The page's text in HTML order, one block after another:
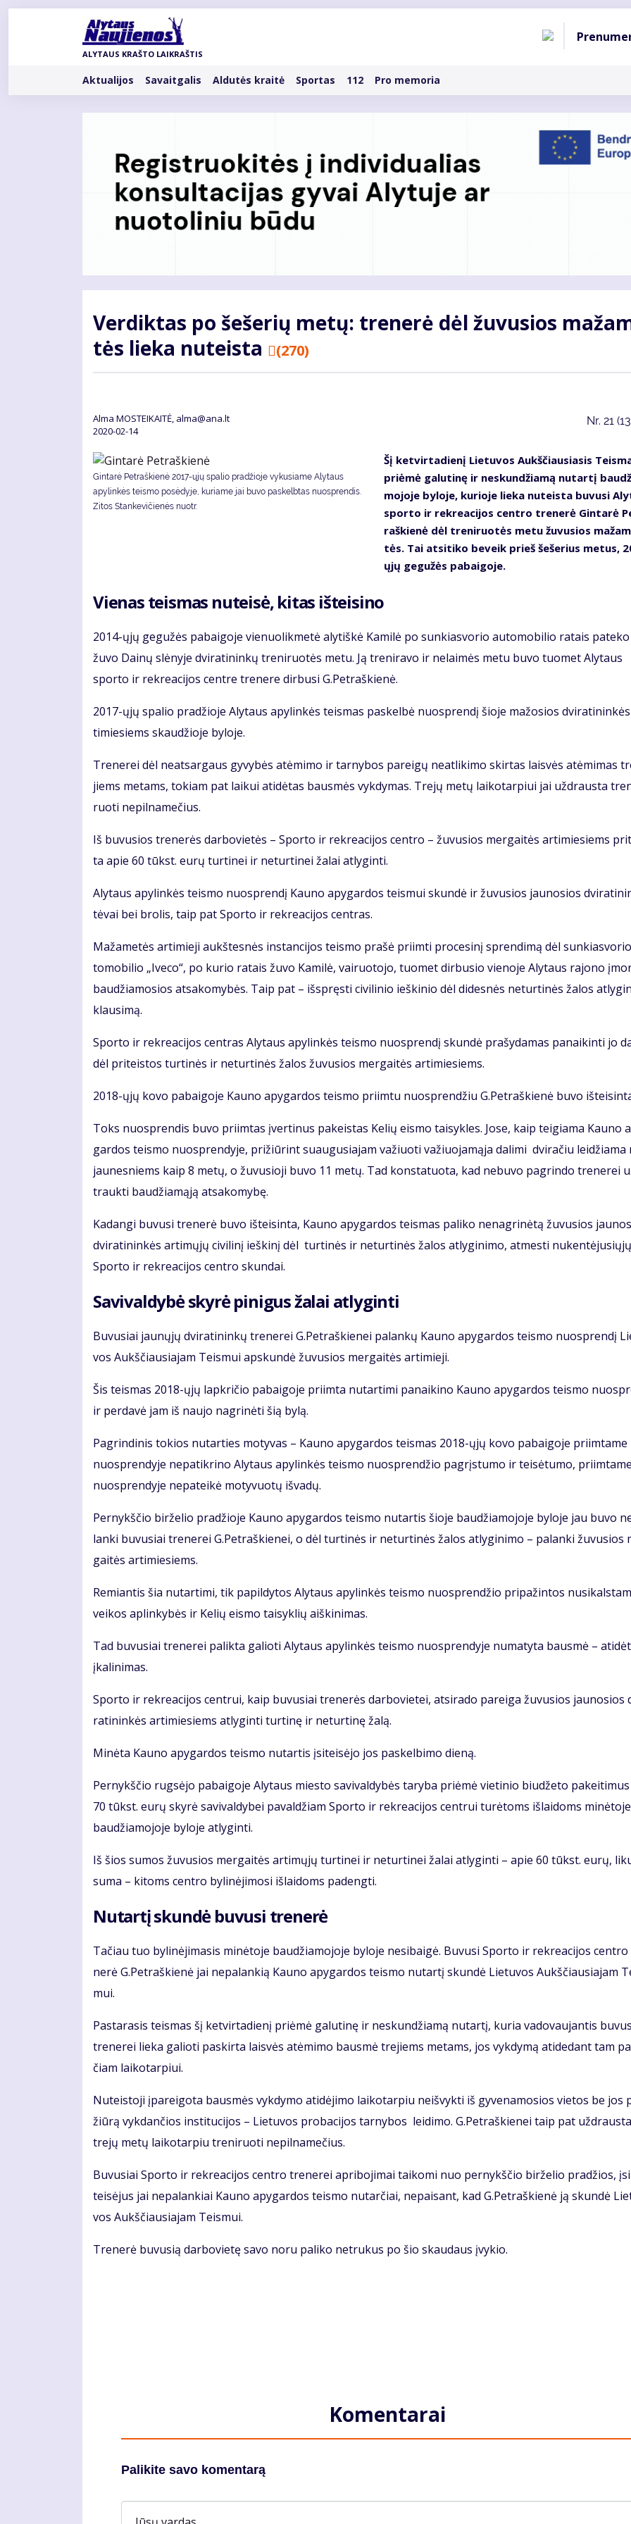
Pereiti
ALYTAUS KRAŠTO LAIKRAŠTIS
Rubrikos
Aktualijos Savaitgalis Aldutės kraitė Sportas 112 Pro memoria
Ver­dik­tas po še­še­rių me­tų: tre­ne­rė dėl žu­vu­sios
tės lie­ka nu­teis­ta
(270)
Alma MOSTEIKAITĖ, alma@ana.lt
2020-02-14
Nr. 21
Gintarė Petraškienė 2017-ųjų spalio pradžioje vykusiame Alytaus
apylinkės teismo posėdyje, kuriame jai buvo paskelbtas nuosprendis.
Zitos Stankevičienės nuotr.
Šį ket­vir­ta­die­nį Lie­tu­vos Aukš­čiau­sia­sis
pri­ėmė ga­lu­ti­nę ir ne­skun­džia­mą nu­tar­tį
mo­jo­je by­lo­je, ku­rio­je lie­ka nu­teis­ta bu­vu­si
spor­to ir rek­re­a­ci­jos cen­tro tre­ne­rė Gin­ta­rė
raš­kie­nė dėl tre­ni­ruo­tės me­tu žu­vu­sios
tės. Tai at­si­ti­ko be­veik prieš še­še­rius me­tus,
ųjų ge­gu­žės pa­bai­go­je.
Vie­nas teis­mas nu­tei­sė, ki­tas iš­tei­si­no
2014-ųjų ge­gu­žės pa­bai­go­je vie­nuo­lik­me­tė aly­tiš­kė Ka­mi­lė po sun­kias­vo­rio au­to­mo­bi­lio ra­tais
žu­vo Dai­nų slė­ny­je dvi­ra­ti­nin­kų tre­ni­ruo­tės me­tu. Ją tre­ni­ra­vo ir ne­lai­mės me­tu bu­vo tuo­met Aly­taus
spor­to ir rek­re­a­ci­jos cen­tre tre­ne­re dir­bu­si G.Pet­raš­kie­nė.
2017-ųjų spa­lio pra­džio­je Aly­taus apy­lin­kės teis­mas pa­skel­bė nuosp­ren­dį šio­je ma­žo­sios
ti­mie­siems skau­džio­je by­lo­je.
Tre­ne­rei dėl ne­at­sar­gaus gy­vy­bės at­ėmi­mo ir tar­ny­bos pa­rei­gų ne­at­li­ki­mo skir­tas lais­vės at­ėmi­mas
jiems me­tams, to­kiam pat lai­kui ati­dė­tas baus­mės vyk­dy­mas. Tre­jų me­tų lai­ko­tar­piui jai už­draus­ta
ruo­ti ne­pil­na­me­čius.
Iš bu­vu­sios tre­ne­rės dar­bo­vie­tės – Spor­to ir rek­re­a­ci­jos cen­tro – žu­vu­sios mer­gai­tės ar­ti­mie­siems
ta apie 60 tūkst. eu­rų tur­ti­nei ir ne­tur­ti­nei ža­lai at­ly­gin­ti.
Aly­taus apy­lin­kės teis­mo nuosp­ren­dį Kau­no apy­gar­dos teis­mui skun­dė ir žu­vu­sios jau­no­sios
tė­vai bei bro­lis, taip pat Spor­to ir rek­re­a­ci­jos cen­tras.
Ma­ža­me­tės ar­ti­mie­ji aukš­tes­nės ins­tan­ci­jos teis­mo pra­šė pri­im­ti pro­ce­si­nį spren­di­mą dėl
to­mo­bi­lio „Ive­co“, po ku­rio ra­tais žu­vo Ka­mi­lė, vai­ruo­to­jo, tuo­met dir­bu­sio vie­no­je Aly­taus ra­jo­no
bau­džia­mo­sios at­sa­ko­my­bės. Taip pat – iš­spręs­ti ci­vi­li­nio ieš­ki­nio dėl di­des­nės ne­tur­ti­nės ža­los
klau­si­mą.
Spor­to ir rek­re­a­ci­jos cen­tras Aly­taus apy­lin­kės teis­mo nuosp­ren­dį skun­dė pra­šy­da­mas pa­nai­kin­ti jo
dėl pri­teis­tos tur­ti­nės ir ne­tur­ti­nės ža­los žu­vu­sios mer­gai­tės ar­ti­mie­siems.
2018-ųjų ko­vo pa­bai­go­je Kau­no apy­gar­dos teis­mo pri­im­tu nuosp­ren­džiu G.Pet­raš­kie­nė bu­vo
Toks nuosp­ren­dis bu­vo pri­im­tas įver­ti­nus pa­keis­tas Ke­lių eis­mo tai­syk­les. Jo­se, kaip tei­gia­ma Kau­no
gar­dos teis­mo nuosp­ren­dy­je, pri­žiū­rint su­au­gu­sia­jam va­žiuo­ti va­žiuo­ja­mą­ja da­li­mi dvi­ra­čiu lei­džia­ma
jau­nes­niems kaip 8 me­tų, o žu­vu­sio­ji bu­vo 11 me­tų. Tad kon­sta­tuo­ta, kad ne­bu­vo pa­grin­do tre­ne­rei
trauk­ti bau­džia­mą­ją at­sa­ko­my­bę.
Ka­dan­gi bu­vu­si tre­ne­rė bu­vo iš­tei­sin­ta, Kau­no apy­gar­dos teis­mas pa­li­ko ne­nag­ri­nė­tą žu­vu­sios
dvi­ra­ti­nin­kės ar­ti­mų­jų ci­vi­li­nį ieš­ki­nį dėl tur­ti­nės ir ne­tur­ti­nės ža­los at­ly­gi­ni­mo, at­mes­ti
Spor­to ir rek­re­a­ci­jos cen­tro skun­dai.
Sa­vi­val­dy­bė sky­rė pi­ni­gus ža­lai at­ly­gin­ti
Bu­vu­siai jau­nų­jų dvi­ra­ti­nin­kų tre­ne­rei G.Pet­raš­kie­nei pa­lan­kų Kau­no apy­gar­dos teis­mo nuosp­ren­dį
vos Aukš­čiau­sia­jam Teis­mui ap­skun­dė žu­vu­sios mer­gai­tės ar­ti­mie­ji.
Šis teis­mas 2018-ųjų lap­kri­čio pa­bai­go­je pri­im­ta nu­tar­ti­mi pa­nai­ki­no Kau­no apy­gar­dos teis­mo
ir per­da­vė jam iš nau­jo nag­ri­nė­ti šią by­lą.
Pa­grin­di­nis to­kios nu­tar­ties mo­ty­vas – Kau­no apy­gar­dos teis­mas 2018-ųjų ko­vo pa­bai­go­je pri­im­ta­me
nuosp­ren­dy­je ne­pa­tik­ri­no Aly­taus apy­lin­kės teis­mo nuosp­ren­džio pa­grįs­tu­mo ir tei­sė­tu­mo, pri­im­ta­me
nuosp­ren­dy­je ne­pa­tei­kė mo­ty­vuo­tų iš­va­dų.
Per­nykš­čio bir­že­lio pra­džio­je Kau­no apy­gar­dos teis­mo nu­tar­tis šio­je bau­džia­mo­jo­je by­lo­je jau bu­vo
lan­ki bu­vu­siai tre­ne­rei G.Pet­raš­kie­nei, o dėl tur­ti­nės ir ne­tur­ti­nės ža­los at­ly­gi­ni­mo – pa­lan­ki žu­vu­sios
gai­tės ar­ti­mie­siems.
Re­mian­tis šia nu­tar­ti­mi, tik pa­pil­dy­tos Aly­taus apy­lin­kės teis­mo nuosp­ren­džio pri­pa­žin­tos
vei­kos ap­lin­ky­bės ir Ke­lių eis­mo tai­syk­lių aiš­ki­ni­mas.
Tad bu­vu­siai tre­ne­rei pa­lik­ta ga­lio­ti Aly­taus apy­lin­kės teis­mo nuosp­ren­dy­je nu­ma­ty­ta baus­mė –
įka­li­ni­mas.
Spor­to ir rek­re­a­ci­jos cen­trui, kaip bu­vu­siai tre­ne­rės dar­bo­vie­tei, at­si­ra­do pa­rei­ga žu­vu­sios jau­no­sios
ra­ti­nin­kės ar­ti­mie­siems at­ly­gin­ti tur­ti­nę ir ne­tur­ti­nę ža­lą.
Mi­nė­ta Kau­no apy­gar­dos teis­mo nu­tar­tis įsi­tei­sė­jo jos pa­skel­bi­mo die­ną.
Per­nykš­čio rug­sė­jo pa­bai­go­je Aly­taus mies­to sa­vi­val­dy­bės ta­ry­ba pri­ėmė vie­ti­nio biu­dže­to
70 tūkst. eu­rų sky­rė sa­vi­val­dy­bei pa­val­džiam Spor­to ir rek­re­a­ci­jos cen­trui tu­rė­toms iš­lai­doms mi­nė­to­je
bau­džia­mo­jo­je by­lo­je at­ly­gin­ti.
Iš šios su­mos žu­vu­sios mer­gai­tės ar­ti­mų­jų tur­ti­nei ir ne­tur­ti­nei ža­lai at­ly­gin­ti – apie 60 tūkst. eu­rų,
su­ma – ki­toms cen­tro by­li­nė­ji­mo­si iš­lai­doms pa­deng­ti.
Nu­tar­tį skun­dė bu­vu­si tre­ne­rė
Ta­čiau tuo by­li­nė­ji­ma­sis mi­nė­to­je bau­džia­mo­jo­je by­lo­je ne­si­bai­gė. Bu­vu­si Spor­to ir rek­re­a­ci­jos
ne­rė G.Pet­raš­kie­nė jai ne­pa­lan­kią Kau­no apy­gar­dos teis­mo nu­tar­tį skun­dė Lie­tu­vos Aukš­čiau­sia­jam
mui.
Pas­ta­ra­sis teis­mas šį ket­vir­ta­die­nį pri­ėmė ga­lu­ti­nę ir ne­skun­džia­mą nu­tar­tį, ku­ria va­do­vau­jan­tis
tre­ne­rei lie­ka ga­lio­ti pa­skir­ta lais­vės at­ėmi­mo baus­mė tre­jiems me­tams, jos vyk­dy­mą ati­de­dant tam
čiam lai­ko­tar­piui.
Nu­teis­to­ji įpa­rei­go­ta baus­mės vyk­dy­mo ati­dė­ji­mo lai­ko­tar­piu ne­iš­vyk­ti iš gy­ve­na­mo­sios vie­tos be jos
žiū­rą vyk­dan­čios ins­ti­tu­ci­jos – Lie­tu­vos pro­ba­ci­jos tar­ny­bos lei­di­mo. G.Pet­raš­kie­nei taip pat už­draus­ta
tre­jų me­tų lai­ko­tar­piu tre­ni­ruo­ti ne­pil­na­me­čius.
Bu­vu­siai Spor­to ir rek­re­a­ci­jos cen­tro tre­ne­rei ap­ri­bo­ji­mai tai­ko­mi nuo per­nykš­čio bir­že­lio pra­džios,
teisėjus jai ne­pa­lan­kiai Kau­no apy­gar­dos teis­mo nu­tar­čiai, ne­pai­sant, kad G.Pet­raš­kie­nė ją skun­dė
vos Aukš­čiau­sia­jam Teis­mui.
Tre­ne­rė bu­vu­sią dar­bo­vie­tę sa­vo no­ru pa­li­ko ne­tru­kus po šio skau­daus įvy­kio.
Komentarai
Palikite savo komentarą